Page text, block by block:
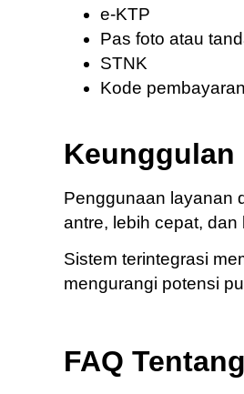
e-KTP
Pas foto atau
STNK
Kode
Penggunaan layanan
antre, lebih cepat, dan
Sistem terintegrasi
mengurangi potensi
FAQ